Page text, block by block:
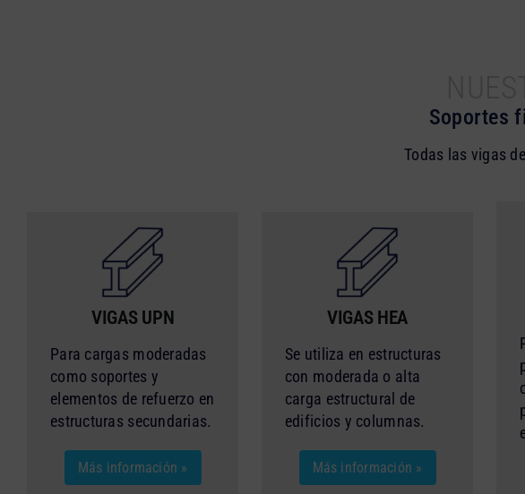
Soportes
Todas las vigas
VIGAS UPN
Para cargas moderadas
como soportes y
elementos de refuerzo en
estructuras secundarias.
Más información »
VIGAS HEA
Se utiliza en estructuras
con moderada o alta
carga estructural de
edificios y columnas.
Más información »